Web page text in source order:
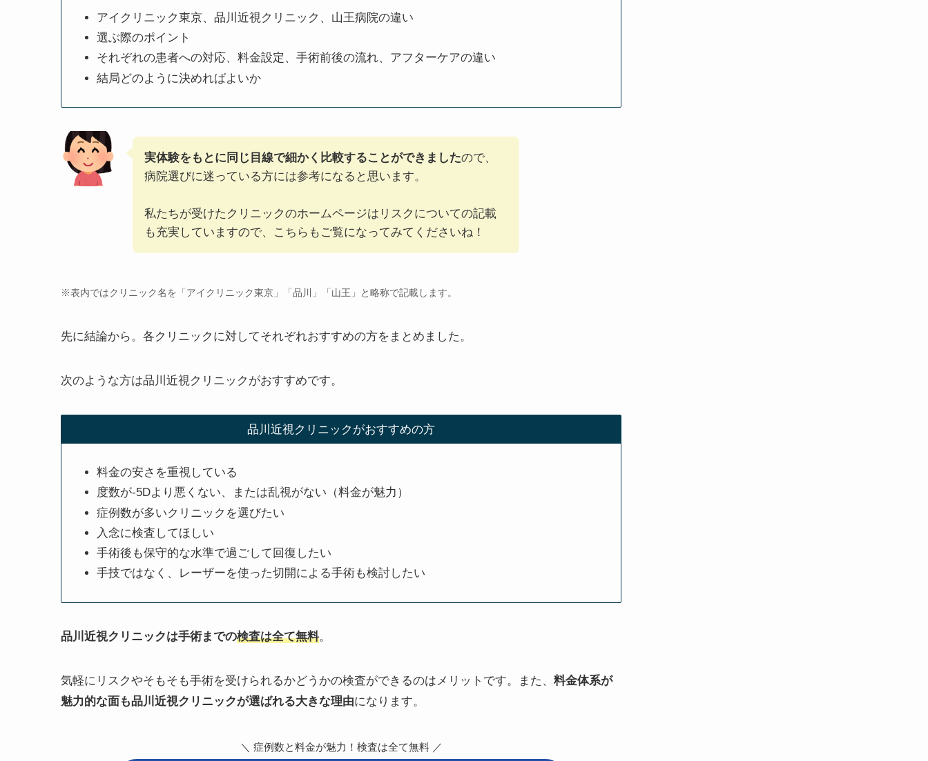
アイクリニック東京、品川近視クリニック、山王病院の違い
選ぶ際のポイント
それぞれの患者への対応、料金設定、手術前後の流れ、アフターケアの違い
結局どのように決めればよいか
実体験をもとに同じ目線で細かく比較することができましたので、
病院選びに迷っている方には参考になると思います。
私たちが受けたクリニックのホームページはリスクについての記載
も充実していますので、こちらもご覧になってみてくださいね！
※表内ではクリニック名を「アイクリニック東京」「品川」「山王」と略称で記載します。
先に結論から。各クリニックに対してそれぞれおすすめの方をまとめました。
次のような方は品川近視クリニックがおすすめです。
品川近視クリニックがおすすめの方
料金の安さを重視している
度数が-5Dより悪くない、または乱視がない（料金が魅力）
症例数が多いクリニックを選びたい
入念に検査してほしい
手術後も保守的な水準で過ごして回復したい
手技ではなく、レーザーを使った切開による手術も検討したい
品川近視クリニックは手術までの検査は全て無料。
気軽にリスクやそもそも手術を受けられるかどうかの検査ができるのはメリットです。また、 料金体系が
魅力的な面も品川近視クリニックが選ばれる大きな理由になります。
＼ 症例数と料金が魅力！検査は全て無料 ／